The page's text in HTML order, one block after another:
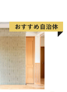
市 お取り寄せ 送